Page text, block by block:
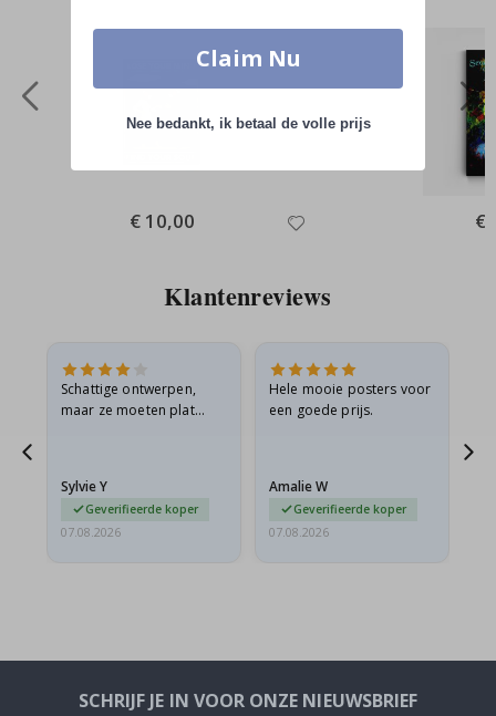
Special
Price
€ 10,00 €
Klantenreviews
Schattige ontwerpen,
maar ze moeten plat
beetje…
Sylvie Y
Geverifieerde koper
07.08.2026
Hele mooie posters voor
een goede prijs.
Amalie W
Geverifieerde koper
07.08.2026
SCHRIJF JE IN VOOR ONZE NIEUWSBRIEF
Claim Nu
Nee bedankt, ik betaal de volle prijs